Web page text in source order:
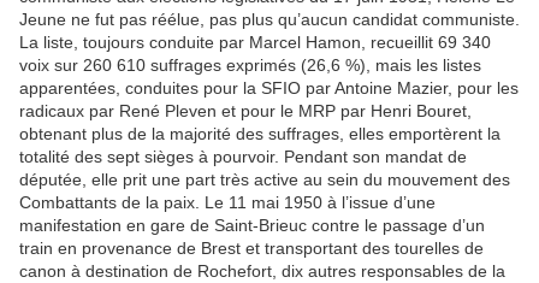
Jeune ne fut pas réélue, pas plus qu’aucun candidat communiste.
La liste, toujours conduite par Marcel Hamon, recueillit 69 340
voix sur 260 610 suffrages exprimés (26,6 %), mais les listes
apparentées, conduites pour la SFIO par Antoine Mazier, pour les
radicaux par René Pleven et pour le MRP par Henri Bouret,
obtenant plus de la majorité des suffrages, elles emportèrent la
totalité des sept sièges à pourvoir. Pendant son mandat de
députée, elle prit une part très active au sein du mouvement des
Combattants de la paix. Le 11 mai 1950 à l’issue d’une
manifestation en gare de Saint-Brieuc contre le passage d’un
train en provenance de Brest et transportant des tourelles de
canon à destination de Rochefort, dix autres responsables de la